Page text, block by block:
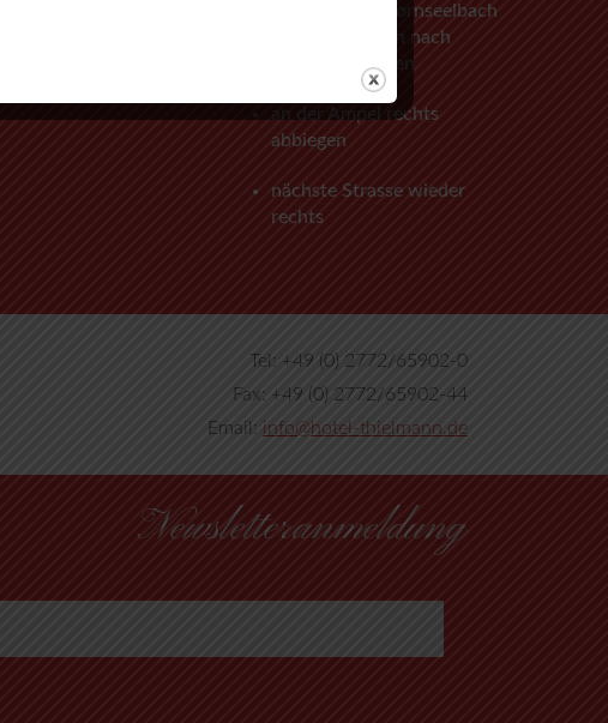
vorbei an Herbornseelbach
und Ballersbach nach
Mittenaar Bicken
an der Ampel rechts
abbiegen
nächste Strasse wieder
rechts
Tel: +49 (0) 2772/65902-0
Fax: +49 (0) 2772/65902-44
Email: info@hotel-thielmann.de
Newsletteranmeldung